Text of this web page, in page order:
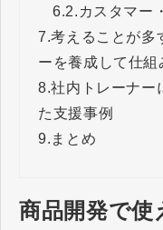
6.2. カスタマー
7.考えることが多
ーを養成して仕組
8.社内トレーナー
た支援事例
9. まとめ
商品開発で使